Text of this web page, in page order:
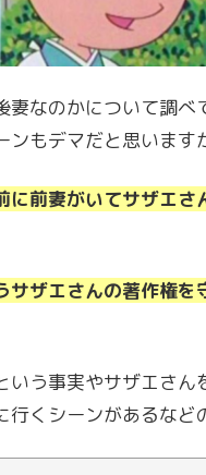
なのかについて調べ
もデマだと思います
に前妻がいてサザエ
サザエさんの著作権
う事実やサザエさ
くシーンがあるなど